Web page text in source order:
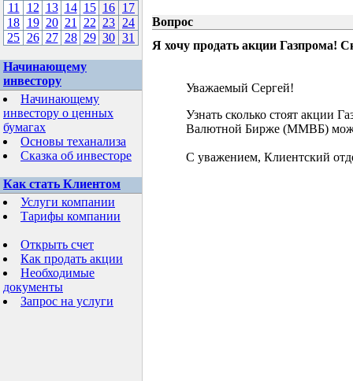
11
12 13 14 15 16 17
18 19 20 21 22 23 24
25 26 27 28 29 30 31
Начинающему
инвестору
Начинающему
инвестору о ценных
бумагах
Основы теханализа
Сказка об инвесторе
Как стать Клиентом
Услуги компании
Тарифы компании
Открыть счет
Как продать акции
Необходимые
документы
Запрос на услуги
Вопрос
Я хочу продать акции Газпрома!
Уважаемый Сергей!
Узнать сколько стоят акции
Валютной Бирже (ММВБ)
С уважением, Клиентский